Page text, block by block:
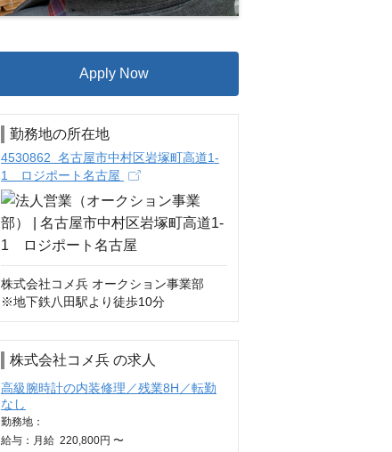
Apply Now
勤務地の所在地
4530862 名古屋市中村区岩塚町高道1-
1 ロジポート名古屋
株式会社コメ兵 オークション事業部
※地下鉄八田駅より徒歩10分
株式会社コメ兵 の求人
高級腕時計の内装修理／残業8H／転勤
なし
勤務地：
給与： 月給 220,800円 〜